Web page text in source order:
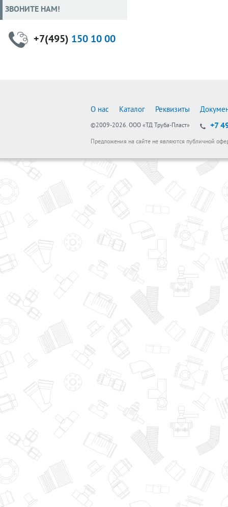
ЗВОНИТЕ НАМ!
+7(495) 150 10 00
О нас Каталог Реквизиты
©2009-2026. ООО «ТД Труба-Пласт» +7
Предложения на сайте не являются публичной